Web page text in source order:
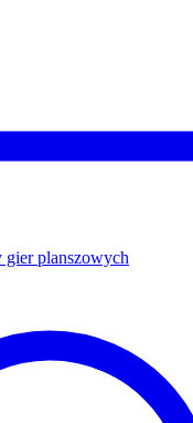
gier planszowych